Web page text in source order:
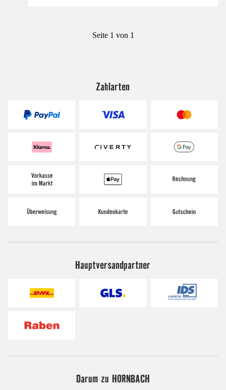
Seite 1 von 1
Zahlarten
Hauptversandpartner
Darum zu HORNBACH